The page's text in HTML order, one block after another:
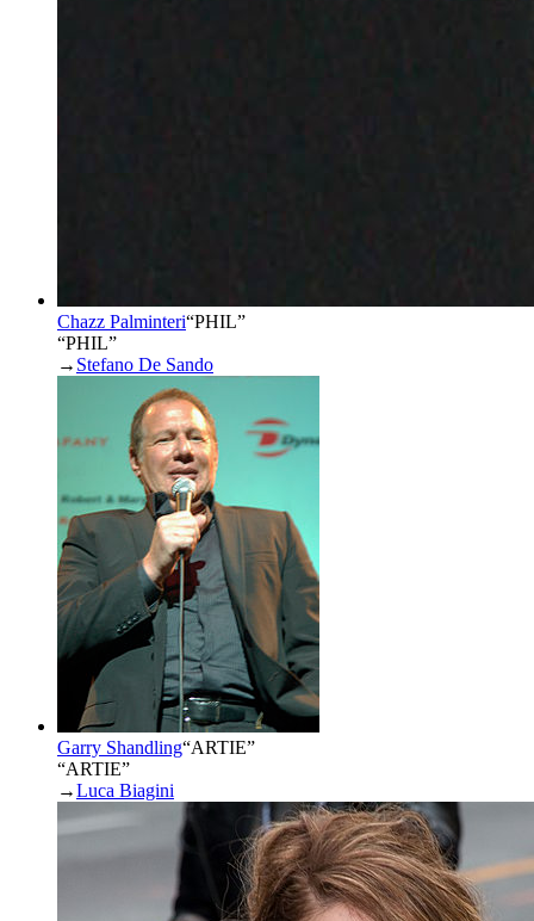
Chazz Palminteri“PHIL”
“PHIL”
→ Stefano De Sando
Garry Shandling“ARTIE”
“ARTIE”
→Luca Biagini